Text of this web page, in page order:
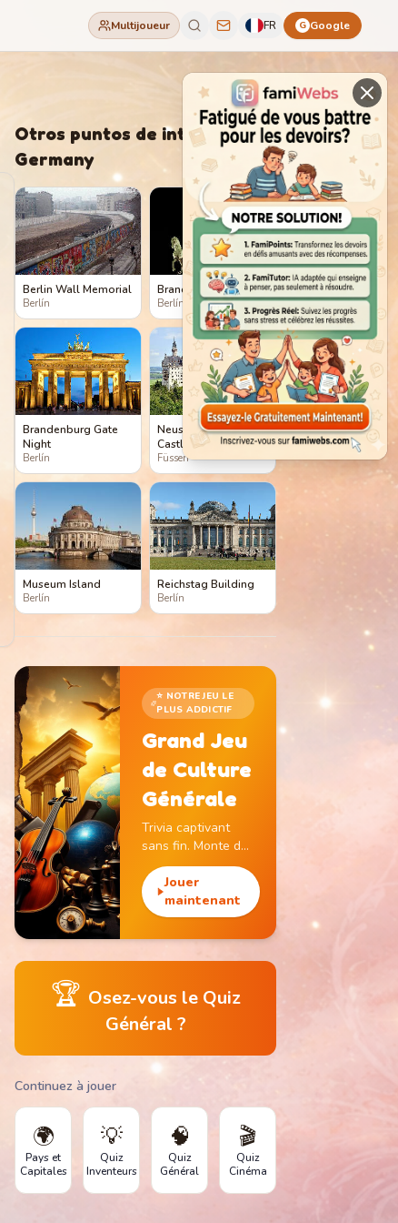
Multijoueur FR G Google
Otros puntos de interés en
Germany
Berlin Wall Memorial
Berlín
Brandenburg Gate
Berlín
Brandenburg Gate
Night
Berlín
Neuschwanstein
Castle
Füssen
Museum Island
Berlín
Reichstag Building
Berlín
⭐ NOTRE JEU LE
PLUS ADDICTIF
Grand Jeu
de Culture
Générale
Trivia captivant
sans fin. Monte de
niveau, gagne des
pièces et débloque
des monuments
emblématiques.
Jouer
maintenant
🏆 Osez-vous le Quiz
Général ?
Continuez à jouer
🌍
Pays et
Capitales
💡
Quiz
Inventeurs
🧠
Quiz
Général
🎬
Quiz
Cinéma